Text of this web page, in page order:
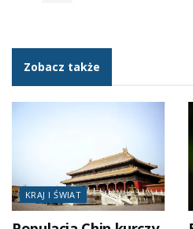
Zobacz także
KRAJ I ŚWIAT